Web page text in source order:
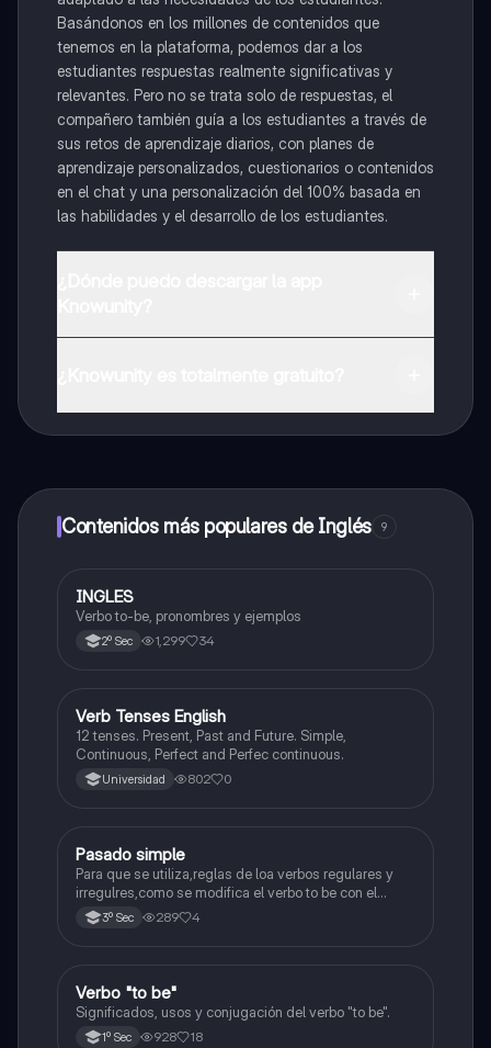
Basándonos en los millones de contenidos que
tenemos en la plataforma, podemos dar a los
estudiantes respuestas realmente significativas y
relevantes. Pero no se trata solo de respuestas, el
compañero también guía a los estudiantes a través de
sus retos de aprendizaje diarios, con planes de
aprendizaje personalizados, cuestionarios o contenidos
en el chat y una personalización del 100% basada en
las habilidades y el desarrollo de los estudiantes.
a determinadas funciones.
Contenidos más populares de Inglés 9
Inglés
INGLES
Verbo to-be, pronombres y ejemplos
2º Sec 1,299 34
VInglés
Verb Tenses English
12 tenses. Present, Past and Future. Simple,
Continuous, Perfect and Perfec continuous.
Universidad 802 0
Inglés
Pasado simple
Para que se utiliza,reglas de loa verbos regulares y
irregulres,como se modifica el verbo to be con el
pasado simple.
3º Sec 289 4
Inglés
Verbo "to be"
Significados, usos y conjugación del verbo "to be".
1º Sec 928 18